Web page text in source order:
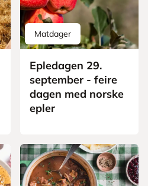
Matdager
Epledagen 29.
september - feire
dagen med norske
epler